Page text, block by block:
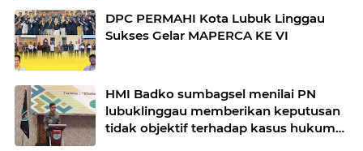
DPC PERMAHI Kota Lubuk Linggau
Sukses Gelar MAPERCA KE VI
HMI Badko sumbagsel menilai PN
lubuklinggau memberikan keputusan
tidak objektif terhadap kasus hukum